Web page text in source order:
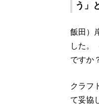
う」
飯田）
した。
ですか
クラフ
て妥協